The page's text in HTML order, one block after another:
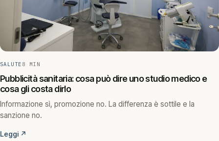
SALUTE 8 MIN
Pubblicità sanitaria: cosa può dire uno studio medico e
cosa gli costa dirlo
Informazione sì, promozione no. La differenza è sottile e la
sanzione no.
Leggi ↗